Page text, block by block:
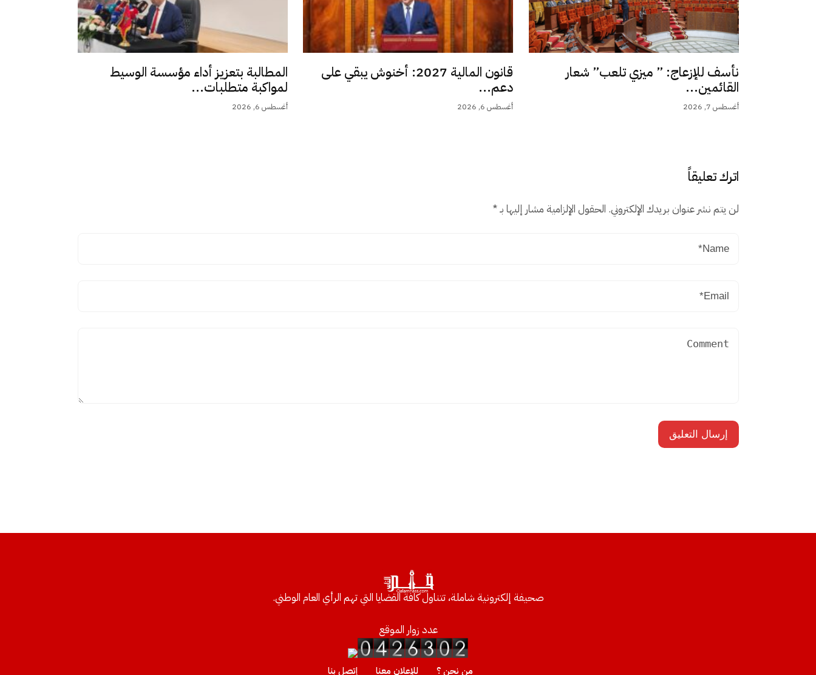
نأسف للإزعاج: ” ميزي تلعب” شعار
القائمين...
أغسطس 7, 2026
قانون المالية 2027: أخنوش يبقي على
دعم...
أغسطس 6, 2026
المطالبة بتعزيز أداء مؤسسة الوسيط
لمواكبة متطلبات...
أغسطس 6, 2026
اترك تعليقاً
لن يتم نشر عنوان بريدك الإلكتروني. الحقول الإلزامية مشار إليها بـ*
صحيفة إلكترونية شاملة، تتناول كافة القضايا التي تهم الرأي العام الوطني.
عدد زوار الموقع
من نحن ؟ للإعلان معنا إتصل بنا